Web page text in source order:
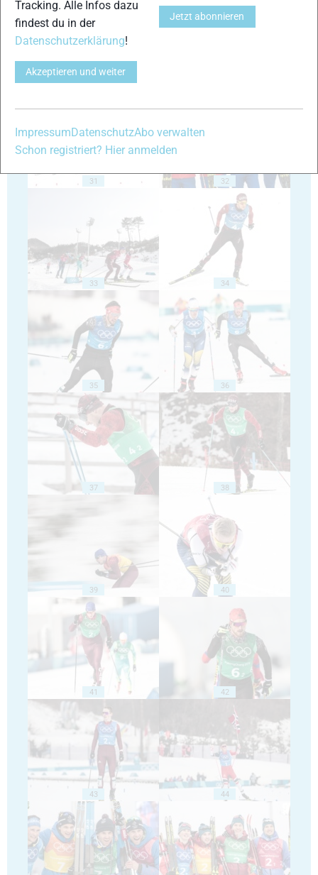
31 32
33 34
35 36
37 38
39 40
41 42
43 44
Tracking. Alle Infos dazu
findest du in der
Datenschutzerklärung!
Akzeptieren und weiter
Jetzt abonnieren
ImpressumDatenschutzAbo verwalten
Schon registriert? Hier anmelden